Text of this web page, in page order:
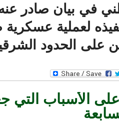
في بيان صادر عنه
لعملية
على الحدود الشرقية
الأسباب التي